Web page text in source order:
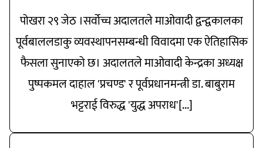
पोखरा २९ जेठ ।सर्वोच्च अदालतले माओवादी द्वन्द्वकालका
पूर्वबाललडाकु व्यवस्थापनसम्बन्धी विवादमा एक ऐतिहासिक
फैसला सुनाएको छ। अदालतले माओवादी केन्द्रका अध्यक्ष
पुष्पकमल दाहाल 'प्रचण्ड' र पूर्वप्रधानमन्त्री डा. बाबुराम
भट्टराई विरुद्ध 'युद्ध अपराध'[...]